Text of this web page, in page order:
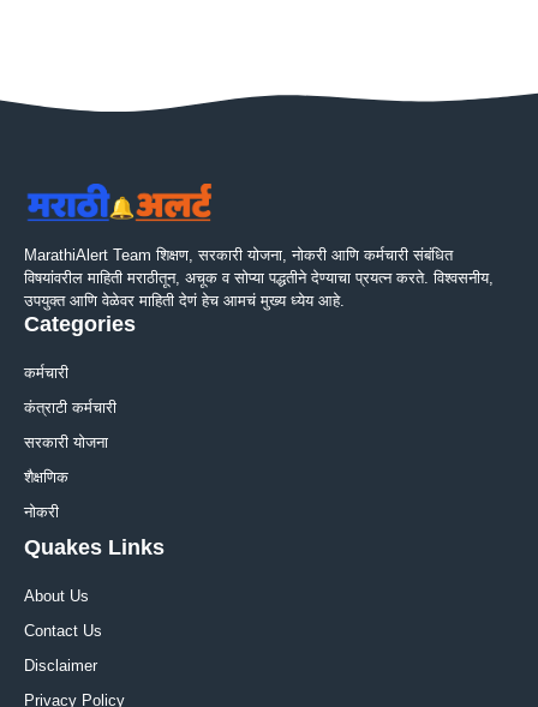
MarathiAlert Team शिक्षण, सरकारी योजना, नोकरी आणि कर्मचारी संबंधित
विषयांवरील माहिती मराठीतून, अचूक व सोप्या पद्धतीने देण्याचा प्रयत्न करते. विश्वसनीय,
उपयुक्त आणि वेळेवर माहिती देणं हेच आमचं मुख्य ध्येय आहे.
Categories
कर्मचारी
कंत्राटी कर्मचारी
सरकारी योजना
शैक्षणिक
नोकरी
Quakes Links
About Us
Contact Us
Disclaimer
Privacy Policy